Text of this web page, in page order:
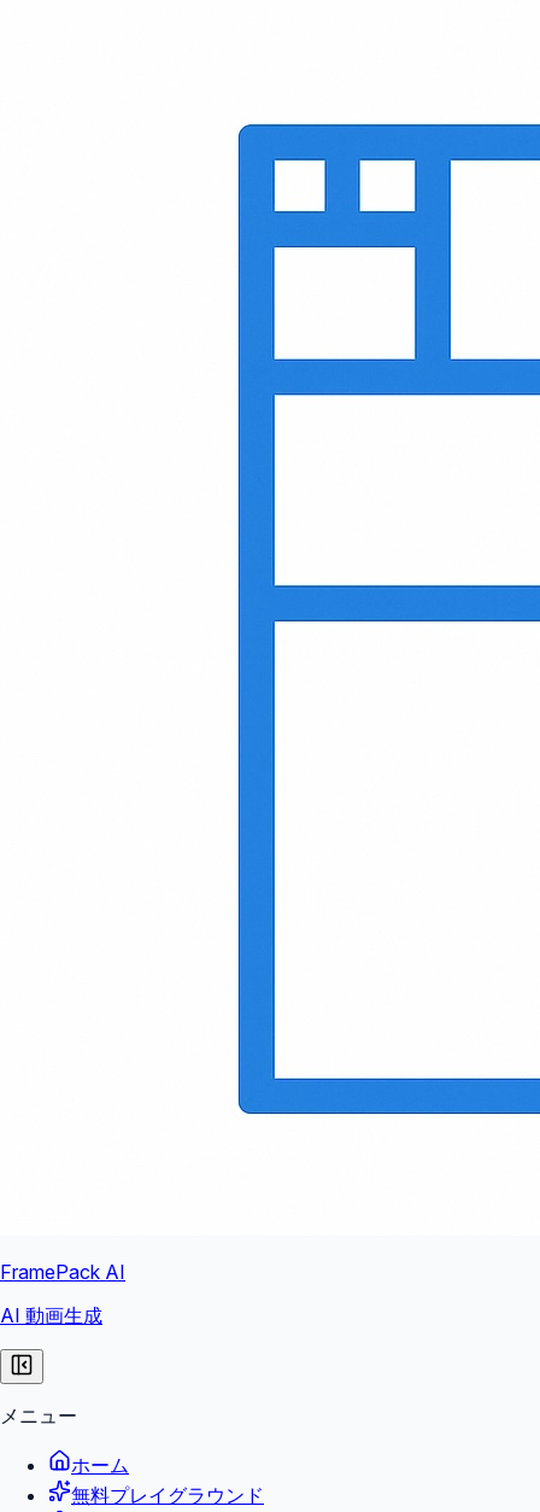
FramePack AI
AI 動画生成
メニュー
ホーム
無料プレイグラウンド